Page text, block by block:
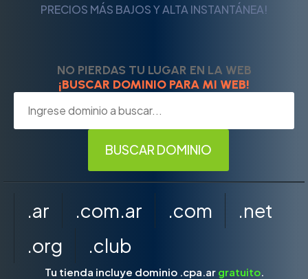
PRECIOS MÁS BAJOS Y ALTA INSTANTÁNEA!
NO PIERDAS TU LUGAR EN LA WEB
¡BUSCAR DOMINIO PARA MI WEB!
.ar .com.ar .com
.net
.org
.club
Tu tienda incluye dominio .cpa.ar gratuito.